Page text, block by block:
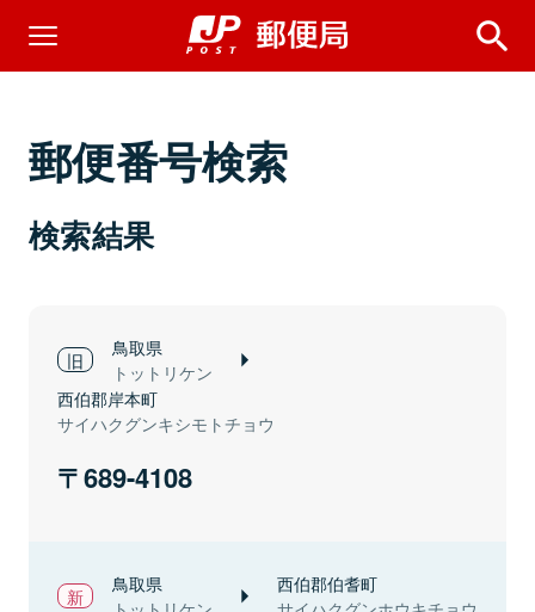
郵便番号検索
検索結果
鳥取県
トットリケン
西伯郡岸本町
サイハクグンキシモトチョウ
689-4108
鳥取県 西伯郡伯耆町